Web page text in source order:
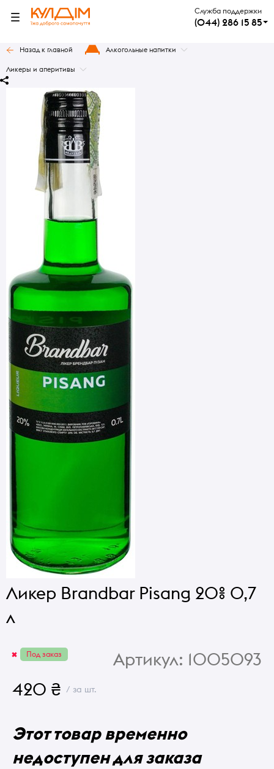
Служба поддержки
(044) 286 15 85
Назад к главной Алкогольные напитки
Ликеры и аперитивы
Ликер Brandbar Pisang 20% 0,7
л
Под заказ Артикул: 1005093
420 ₴ / за шт.
Этот товар временно
недоступен для заказа